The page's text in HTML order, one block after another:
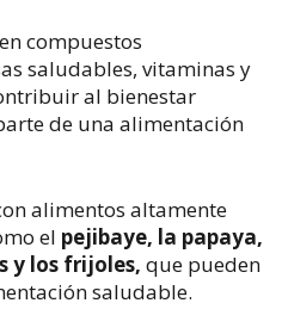
compuestos
saludables, vitaminas y
al bienestar
de una alimentación
alimentos altamente
el pejibaye, la papaya,
y los frijoles, que pueden
saludable.